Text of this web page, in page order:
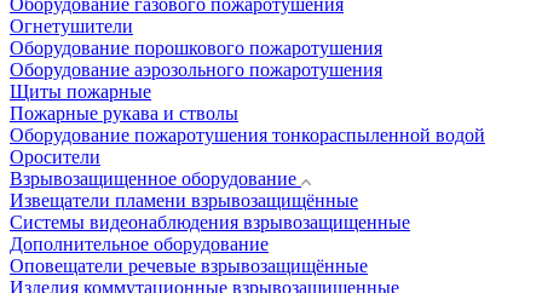
Оборудование газового пожаротушения
Огнетушители
Оборудование порошкового пожаротушения
Оборудование аэрозольного пожаротушения
Щиты пожарные
Пожарные рукава и стволы
Оборудование пожаротушения тонкораспыленной водой
Оросители
Взрывозащищенное оборудование
Извещатели пламени взрывозащищённые
Системы видеонаблюдения взрывозащищенные
Дополнительное оборудование
Оповещатели речевые взрывозащищённые
Изделия коммутационные взрывозащищенные